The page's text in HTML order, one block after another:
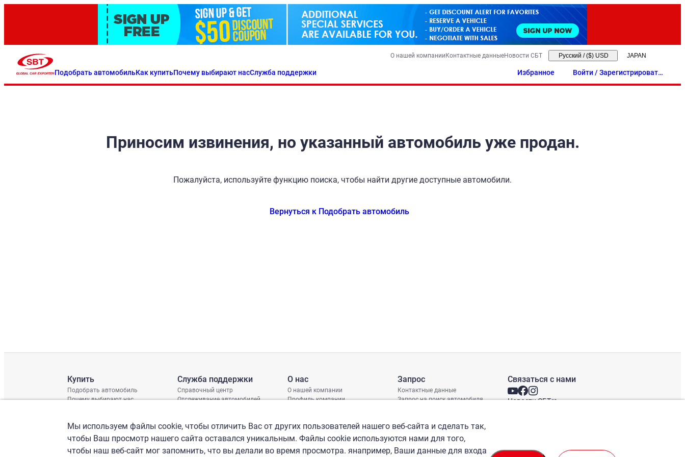
Подобрать автомобильКак купитьПочему выбирают насСлужба поддержки
О нашей компанииКонтактные данныеНовости СБТ Русский / ($) USD
Избранное
Войти / Зарегистрировать
ся
Приносим извинения, но указанный автомобиль уже продан.
Пожалуйста, используйте функцию поиска, чтобы найти другие доступные автомобили.
Вернуться к Подобрать автомобиль
Купить
Подобрать автомобиль
Почему выбирают нас
Служба поддержки
Справочный центр
Отслеживание автомобилей
График доставки
Проверка шасси
О нас
О нашей компании
Профиль компании
Запрос
Контактные данные
Запрос на поиск автомобиля
Связаться с нами
Новости СБТ
Мы используем файлы cookie, чтобы отличить Вас от других пользователей нашего веб-сайта и сделать так,
чтобы Ваш просмотр нашего сайта оставался уникальным. Файлы cookie используются нами для того,
чтобы наш веб-сайт мог запомнить, что вы делали во время просмотра. янапример, Ваши данные для входа